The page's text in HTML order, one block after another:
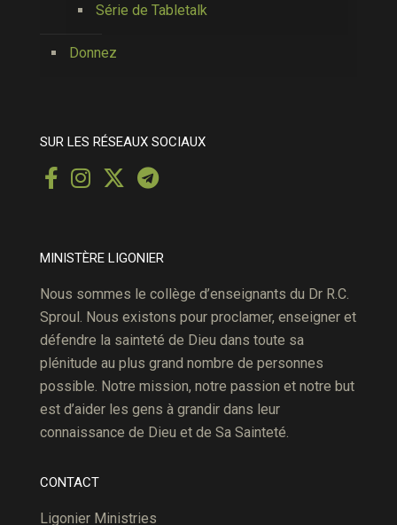
Série de Tabletalk
Donnez
SUR LES RÉSEAUX SOCIAUX
MINISTÈRE LIGONIER
Nous sommes le collège d’enseignants du Dr R.C.
Sproul. Nous existons pour proclamer, enseigner et
défendre la sainteté de Dieu dans toute sa
plénitude au plus grand nombre de personnes
possible. Notre mission, notre passion et notre but
est d’aider les gens à grandir dans leur
connaissance de Dieu et de Sa Sainteté.
CONTACT
Ligonier Ministries